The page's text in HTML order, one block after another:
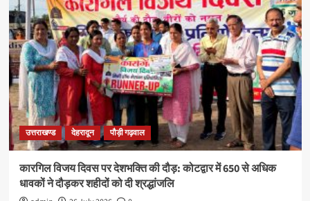
उत्तराखण्ड देहरादून पौड़ी गढ़वाल
कारगिल विजय दिवस पर देशभक्ति की दौड़: कोटद्वार में 650 से अधिक
धावकों ने दौड़कर शहीदों को दी श्रद्धांजलि